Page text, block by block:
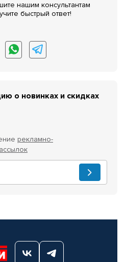
нашим консультантам
быстрый ответ!
о новинках и скидках
рекламно-